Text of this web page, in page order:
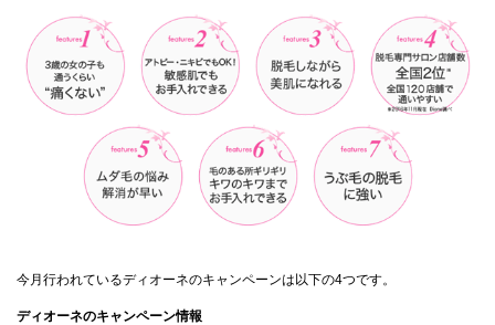
今月行われているディオーネのキャンペーンは以下の4つです。
ディオーネのキャンペーン情報